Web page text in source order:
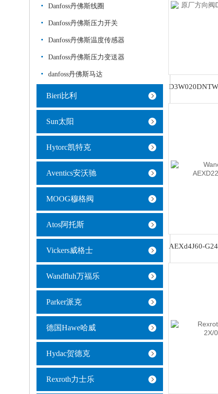
Danfoss丹佛斯线圈
Danfoss丹佛斯压力开关
Danfoss丹佛斯温度传感器
Danfoss丹佛斯压力变送器
danfoss丹佛斯马达
Bieri比利
Sun太阳
Hytorc凯特克
Aventics安沃驰
MOOG穆格阀
Atos阿托斯
Vickers威格士
Wandfluh万福乐
Parker派克
德国Hawe哈威
Hydac贺德克
Rexroth力士乐